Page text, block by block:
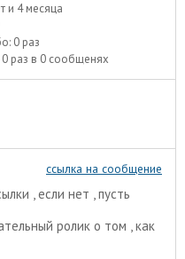
и 4 месяца
0 раз
0 раз в 0 сообщенях
ссылка на сообщение
, если нет , пусть
ролик о том , как